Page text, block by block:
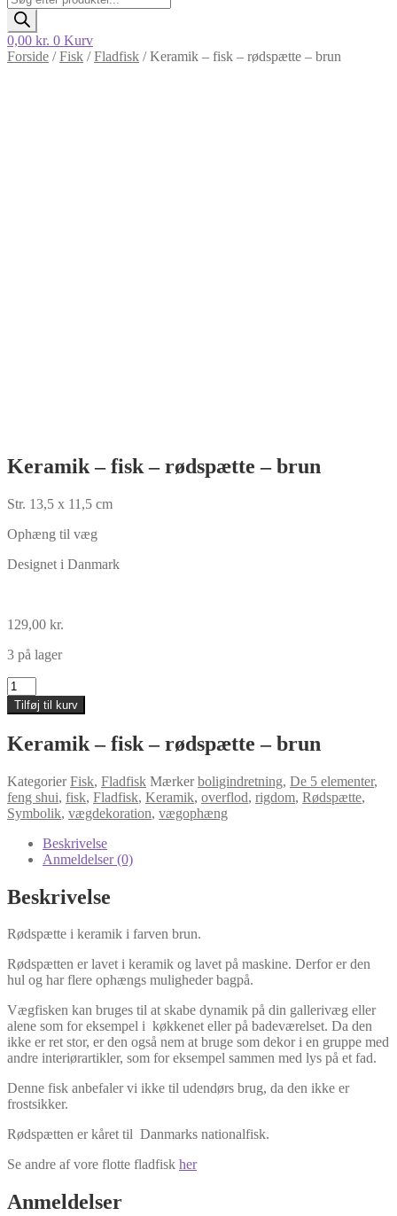
search
0,00 kr. 0 Kurv
Forside /Fisk /Fladfisk /Keramik – fisk – rødspætte – brun
Keramik – fisk – rødspætte – brun
Str. 13,5 x 11,5 cm
Ophæng til væg
Designet i Danmark
129,00 kr.
3 på lager
Keramik
-
fisk
rødspætte
brun
antal
Tilføj til kurv
Keramik – fisk – rødspætte – brun
Kategorier Fisk, Fladfisk Mærker boligindretning, De 5 elementer,
feng shui, fisk, Fladfisk, Keramik, overflod, rigdom, Rødspætte,
Symbolik, vægdekoration, vægophæng
Beskrivelse
Anmeldelser (0)
Beskrivelse
Rødspætte i keramik i farven brun.
Rødspætten er lavet i keramik og lavet på maskine. Derfor er den
hul og har flere ophængs muligheder bagpå.
Vægfisken kan bruges til at skabe dynamik på din gallerivæg eller
alene som for eksempel i køkkenet eller på badeværelset. Da den
ikke er ret stor, er den også nem at bruge som dekor i en gruppe med
andre interiørartikler, som for eksempel sammen med lys på et fad.
Denne fisk anbefaler vi ikke til udendørs brug, da den ikke er
frostsikker.
Rødspætten er kåret til Danmarks nationalfisk.
Se andre af vore flotte fladfisk her
Anmeldelser